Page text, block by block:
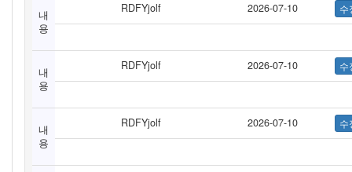
내
용
RDFYjolf 2026-07-10
내
용
RDFYjolf 2026-07-10
내
용
RDFYjolf 2026-07-10